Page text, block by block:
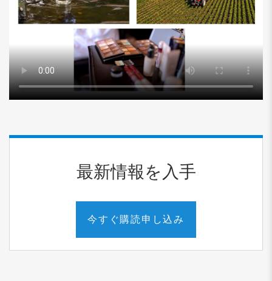
最新情報を入手
今すぐ購読申し込み